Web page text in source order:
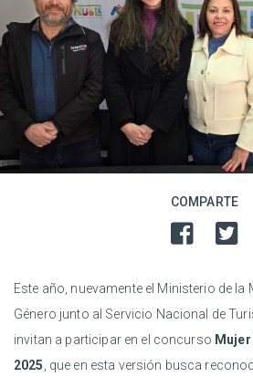
COMPARTE
Este año, nuevamente el Ministerio de la
Género junto al Servicio Nacional de
invitan a participar en el concurso
2025 , que en esta versión busca